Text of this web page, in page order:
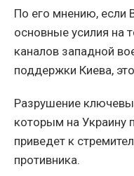
По его мнению, если
основные усилия на
каналов западной
поддержки Киева,
Разрушение
которым на Украину
приведет к
противника.